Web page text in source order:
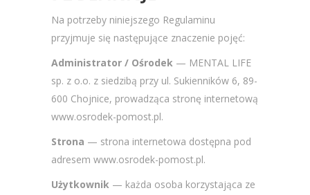
Na potrzeby niniejszego Regulaminu
przyjmuje się następujące znaczenie pojęć:
Administrator / Ośrodek — MENTAL LIFE
sp. z o.o. z siedzibą przy ul. Sukienników 6, 89-
600 Chojnice, prowadząca stronę internetową
www.osrodek-pomost.pl.
Strona — strona internetowa dostępna pod
adresem www.osrodek-pomost.pl.
Użytkownik — każda osoba korzystająca ze